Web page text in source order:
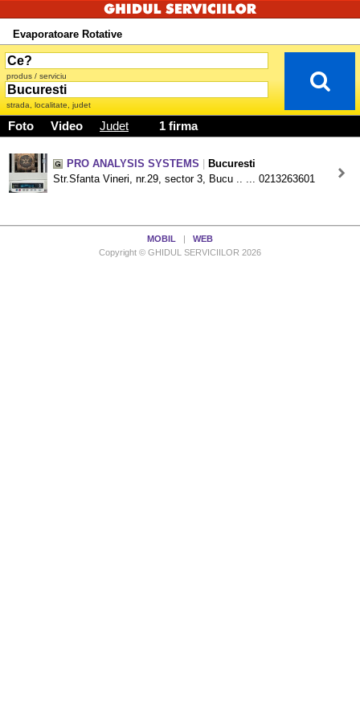
Evaporatoare Rotative
produs / serviciu
strada, localitate, judet
Foto Video Judet 1 firma
PRO ANALYSIS SYSTEMS
Bucuresti
Str.Sfanta Vineri, nr.29, sector 3, Bucu .. ... 0213263601
MOBIL
WEB
Copyright © GHIDUL SERVICIILOR 2026